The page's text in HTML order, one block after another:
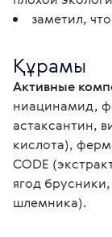
заметил,
Құрамы
Активные
ниацинамид,
астаксантин,
кислота),
CODE
ягод
шлемника).